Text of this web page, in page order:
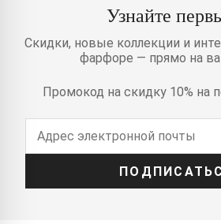
Узнайте
Скидки, новые коллекции и
фарфоре — прямо на
Промокод на скидку 10% на